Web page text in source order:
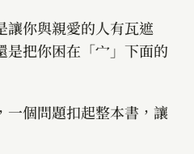
讓你與親愛的人有瓦遮
是把你困在「宀」下面的
一個問題扣起整本書，讓